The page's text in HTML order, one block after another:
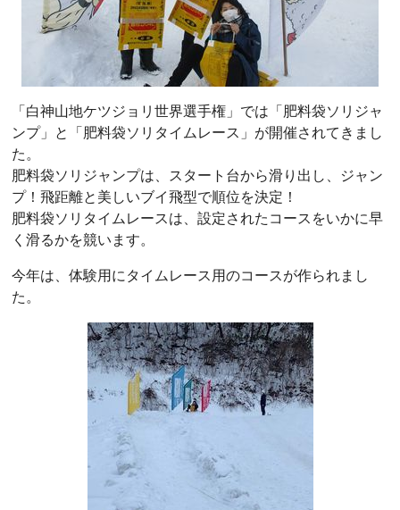
「白神山地ケツジョリ世界選手権」では「肥料袋ソリジャ
ンプ」と「肥料袋ソリタイムレース」が開催されてきまし
た。
肥料袋ソリジャンプは、スタート台から滑り出し、ジャン
プ！飛距離と美しいブイ飛型で順位を決定！
肥料袋ソリタイムレースは、設定されたコースをいかに早
く滑るかを競います。
今年は、体験用にタイムレース用のコースが作られまし
た。